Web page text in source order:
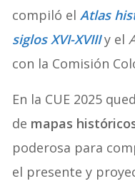
compiló elAtlas
siglos XVI-XVIII y el
con la Comisión
En la CUE 2025
de mapas
poderosa para
el presente y